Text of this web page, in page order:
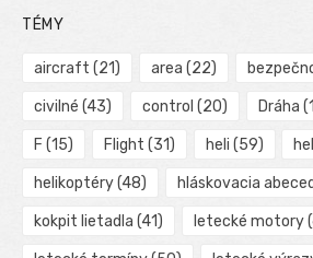
TÉMY
aircraft (21) area (22)
civilné (43) control (20) Dráha
F (15) Flight (31) heli (59)
helikoptéry(48) hláskovacia
kokpit lietadla (41) letecké motory